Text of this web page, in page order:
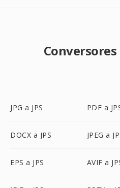
JPG a JPS PDF a
DOCX a JPS JPEG a
EPS a JPS AVIF a